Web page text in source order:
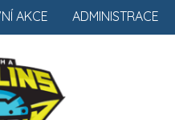
ADMINISTRACE
AKCE